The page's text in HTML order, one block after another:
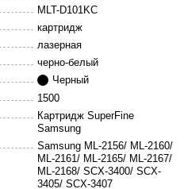
MLT-D101KC
картридж
лазерная
черно-белый
Черный
1500
Картридж SuperFine
Samsung
Samsung ML-2156/ ML-2160/
ML-2161/ ML-2165/ ML-2167/
ML-2168/ SCX-3400/ SCX-
3405/ SCX-3407